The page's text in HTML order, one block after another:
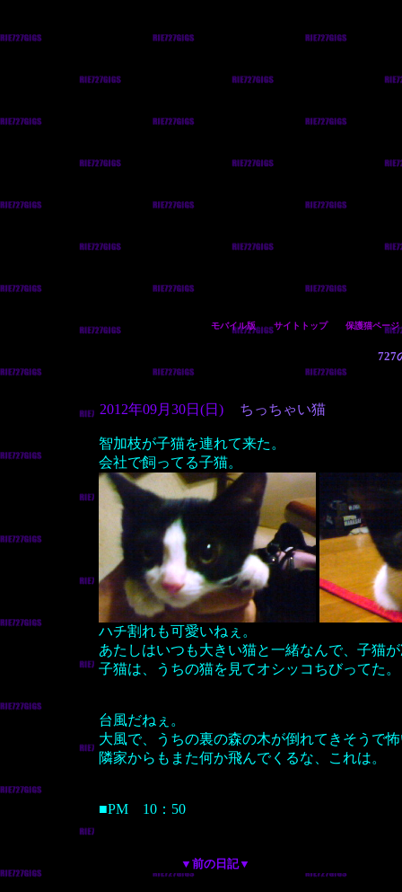
モバイル版 サイトトップ 保護猫ページ
727
2012年09月30日(日) ちっちゃい猫
智加枝が子猫を連れて来た。
会社で飼ってる子猫。
ハチ割れも可愛いねぇ。
あたしはいつも大きい猫と一緒なんで、子猫
子猫は、うちの猫を見てオシッコちびってた。
台風だねぇ。
大風で、うちの裏の森の木が倒れてきそうで
隣家からもまた何か飛んでくるな、これは。
■PM 10：50
▼前の日記▼